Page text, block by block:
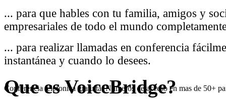
Conferencia telefonica gratuita. Numeros de acceso en mas de 50+
... para que hables con tu familia, amigos y
empresariales de todo el mundo
... para realizar llamadas en conferencia
instantánea y cuando lo desees.
Quees VoiceBridge?